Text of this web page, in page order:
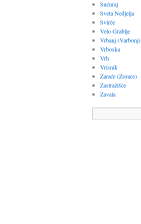
Sućuraj
Sveta Nedjelja
Svirče
Velo Grablje
Vrbanj (Varbonj)
Vrboska
Vrh
Vrisnik
Zaraće (Zoraće)
Zastražišće
Zavala